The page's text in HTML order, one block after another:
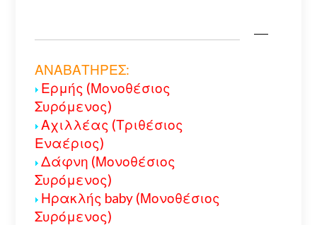
ΑΝΑΒΑΤΗΡΕΣ:
Ερμής (Μονοθέσιος
Συρόμενος)
Αχιλλέας (Τριθέσιος
Εναέριος)
Δάφνη (Μονοθέσιος
Συρόμενος)
Ηρακλής baby (Μονοθέσιος
Συρόμενος)